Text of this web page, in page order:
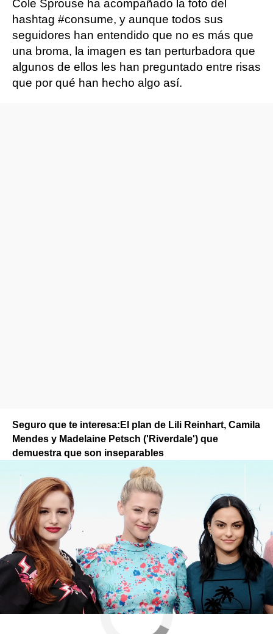
Cole Sprouse ha acompañado la foto del
hashtag #consume, y aunque todos sus
seguidores han entendido que no es más que
una broma, la imagen es tan perturbadora que
algunos de ellos les han preguntado entre risas
que por qué han hecho algo así.
Seguro que te interesa: El plan de Lili Reinhart, Camila
Mendes y Madelaine Petsch ('Riverdale') que
demuestra que son inseparables
Cole Sprouse
ObjetivoTV » Series